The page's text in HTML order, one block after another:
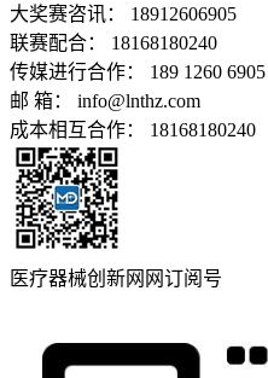
大奖赛咨讯： 18912606905
联赛配合： 18168180240
传媒进行合作： 189 1260 6905
邮 箱： info@lnthz.com
成本相互合作： 18168180240
医疗器械创新网网订阅号